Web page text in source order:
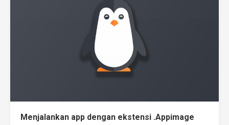
Menjalankan app dengan ekstensi .Appimage